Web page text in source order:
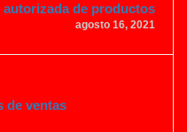
de productos
agosto 16, 2021
de ventas